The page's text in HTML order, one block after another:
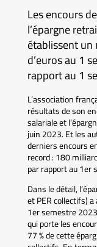
Les encours
l’épargne
établissent
d’euros au 1
rapport au 1
L’association
résultats de son
salariale et
juin 2023. Et les
derniers encours
record : 180
par rapport au
Dans le détail,
et PER collectifs)
1er semestre
qui porte les
77 % de cette